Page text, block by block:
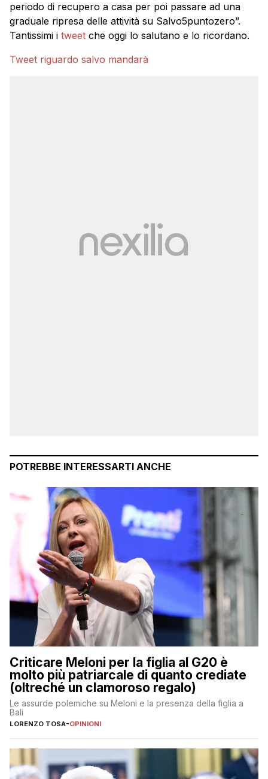
periodo di recupero a casa per poi passare ad una
graduale ripresa delle attività su Salvo5puntozero”.
Tantissimi i tweet che oggi lo salutano e lo ricordano.
Tweet riguardo salvo mandarà
POTREBBE INTERESSARTI ANCHE
Criticare Meloni per la figlia al G20 è
molto più patriarcale di quanto crediate
(oltreché un clamoroso regalo)
Le assurde polemiche su Meloni e la presenza della figlia a
Bali
LORENZO TOSA-OPINIONI